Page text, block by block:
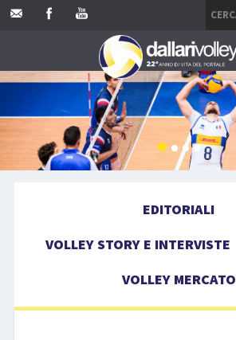
HOME
EDITORIALI
VOLLEY MERCATO
COMPETIZIONI
EDITORIALI
VOLLEY STORY E INTERVISTE
VOLLEY MERCATO